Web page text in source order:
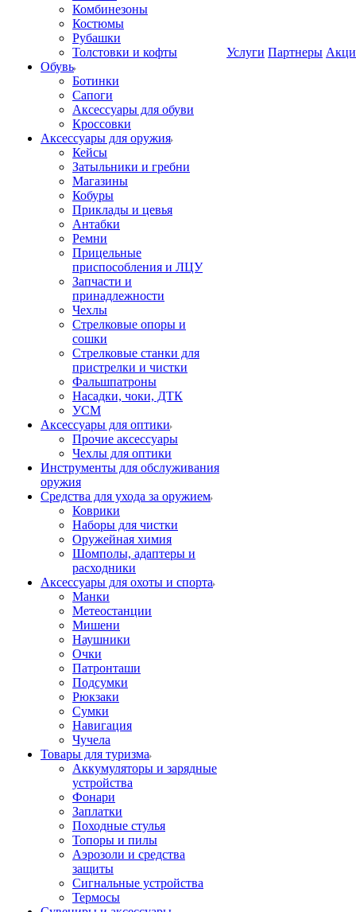
Комбинезоны
Костюмы
Рубашки
Толстовки и кофты
Обувь
Ботинки
Сапоги
Аксессуары для обуви
Кроссовки
Аксессуары для оружия
Кейсы
Затыльники и гребни
Магазины
Кобуры
Приклады и цевья
Антабки
Ремни
Прицельные
приспособления и ЛЦУ
Запчасти и
принадлежности
Чехлы
Стрелковые опоры и
сошки
Стрелковые станки для
пристрелки и чистки
Фальшпатроны
Насадки, чоки, ДТК
УСМ
Аксессуары для оптики
Прочие аксессуары
Чехлы для оптики
Инструменты для обслуживания
оружия
Средства для ухода за оружием
Коврики
Наборы для чистки
Оружейная химия
Шомполы, адаптеры и
расходники
Аксессуары для охоты и спорта
Манки
Метеостанции
Мишени
Наушники
Очки
Патронташи
Подсумки
Рюкзаки
Сумки
Навигация
Чучела
Товары для туризма
Аккумуляторы и зарядные
устройства
Фонари
Заплатки
Походные стулья
Топоры и пилы
Аэрозоли и средства
защиты
Сигнальные устройства
Термосы
Услуги Партнеры